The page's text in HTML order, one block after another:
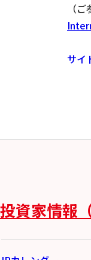
（ご
サイ
投資家情報（